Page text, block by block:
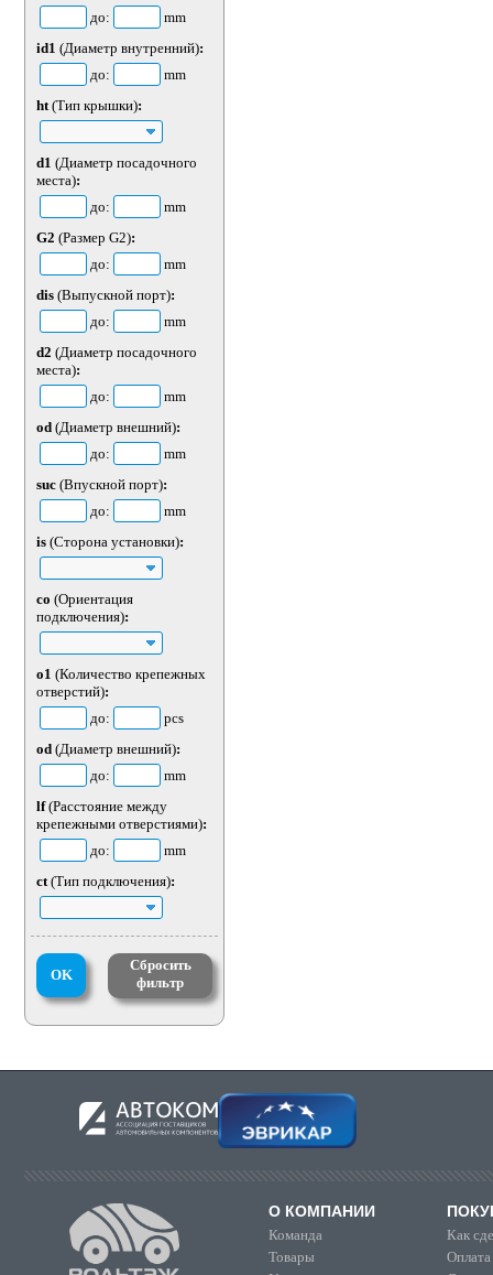
до:
mm
id1 (Диаметр внутренний):
до:
mm
ht(Тип крышки):
d1 (Диаметр посадочного
места):
до:
mm
G2 (Размер G2):
до:
mm
dis (Выпускной порт):
до:
mm
d2 (Диаметр посадочного
места):
до:
mm
od (Диаметр внешний):
до:
mm
suc (Впускной порт):
до:
mm
is (Сторона установки):
co (Ориентация
подключения):
o1 (Количество крепежных
отверстий):
до:
pcs
od (Диаметр внешний):
до:
mm
lf(Расстояние между
крепежными отверстиями):
до:
mm
ct(Тип подключения):
OK
Сбросить
фильтр
О КОМПАНИИ
Команда
Товары
Как
Оплата